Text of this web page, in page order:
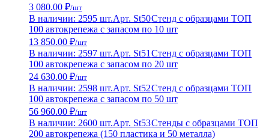
3 080.00 ₽/шт
В наличии: 2595 шт.Арт. St50Стенд с образцами ТОП
100 автокрепежа с запасом по 10 шт
13 850.00 ₽/шт
В наличии: 2597 шт.Арт. St51 Стенд с образцами ТОП
100 автокрепежа с запасом по 20 шт
24 630.00 ₽/шт
В наличии: 2598 шт.Арт. St52Стенд с образцами ТОП
100 автокрепежа с запасом по 50 шт
56 960.00 ₽/шт
В наличии: 2600 шт.Арт. St53Стенды с образцами ТОП
200 автокрепежа (150 пластика и 50 металла)